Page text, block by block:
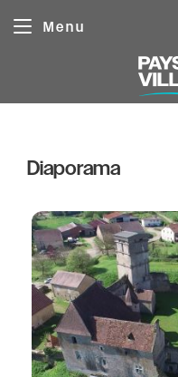
Menu
Diaporama